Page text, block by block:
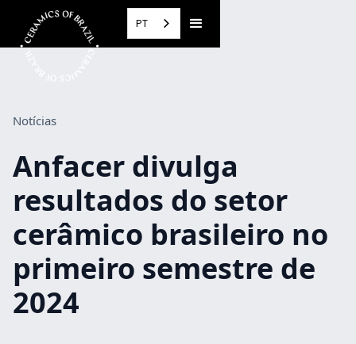
PT
Notícias
Anfacer divulga
resultados do setor
cerâmico brasileiro no
primeiro semestre de
2024